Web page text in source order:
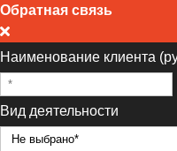
Обратная связь
Наименование клиента
Вид деятельности